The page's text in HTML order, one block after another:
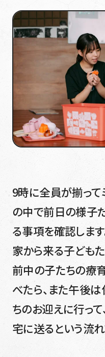
9時に全員が揃って
の中で前日の様子
る事項を確認しま
家から来る子ども
前中の子たちの療
べたら、また午後
ちのお迎えに行って
宅に送るという流れ